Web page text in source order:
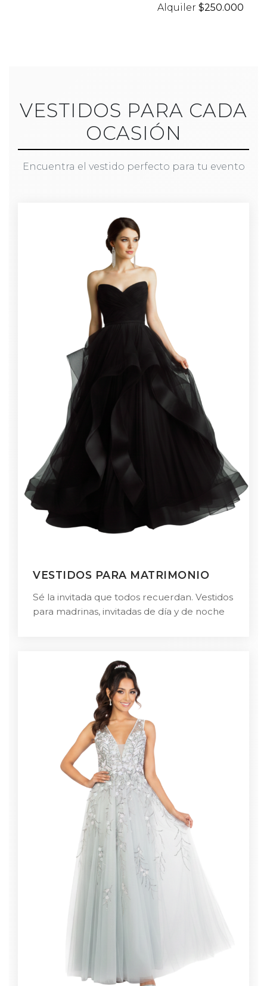
Alquiler $250.000
VESTIDOS PARA CADA
OCASIÓN
Encuentra el vestido perfecto para tu evento
VESTIDOS PARA MATRIMONIO
Sé la invitada que todos recuerdan. Vestidos
para madrinas, invitadas de día y de noche